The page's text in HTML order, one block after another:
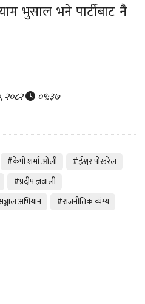
भुसाल भने पार्टीबाट नै
२०८२ ०९:३७
#केपी शर्मा ओली
#ईश्वर पोखरेल
#प्रदीप ज्ञवाली
अभियान
#राजनीतिक व्यंग्य